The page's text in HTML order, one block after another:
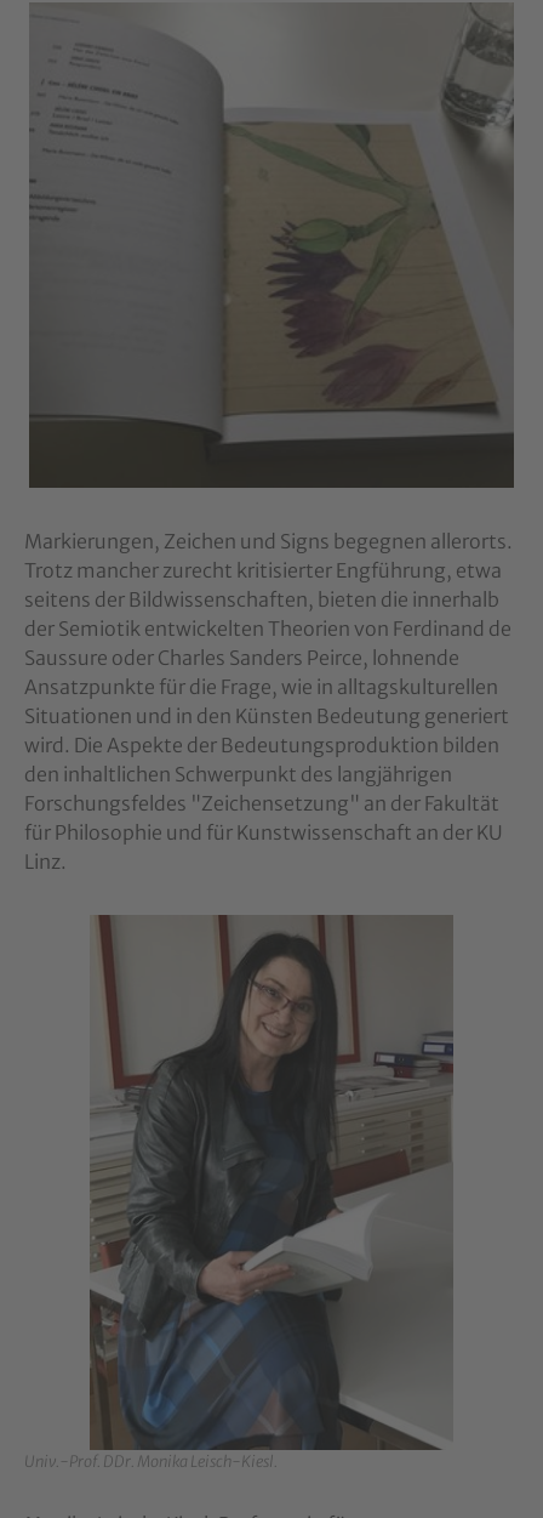
Markierungen, Zeichen und Signs begegnen allerorts.
Trotz mancher zurecht kritisierter Engführung, etwa
seitens der Bildwissenschaften, bieten die innerhalb
der Semiotik entwickelten Theorien von Ferdinand de
Saussure oder Charles Sanders Peirce, lohnende
Ansatzpunkte für die Frage, wie in alltagskulturellen
Situationen und in den Künsten Bedeutung generiert
wird. Die Aspekte der Bedeutungsproduktion bilden
den inhaltlichen Schwerpunkt des langjährigen
Forschungsfeldes "Zeichensetzung" an der Fakultät
für Philosophie und für Kunstwissenschaft an der KU
Linz.
Show larger version for:
Univ.-Prof. DDr. Monika Leisch-Kiesl.